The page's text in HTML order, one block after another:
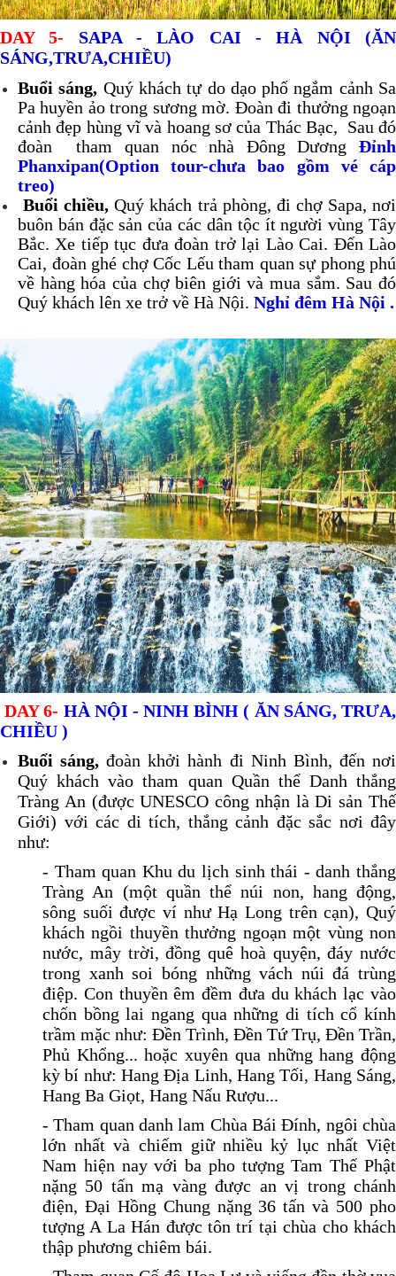
DAY 5- SAPA - LÀO CAI - HÀ NỘI (ĂN
SÁNG,TRƯA,CHIỀU)
Buổi sáng, Quý khách tự do dạo phố ngắm cảnh Sa
Pa huyền ảo trong sương mờ. Đoàn đi thưởng ngoạn
cảnh đẹp hùng vĩ và hoang sơ của Thác Bạc, Sau đó
đoàn tham quan nóc nhà Đông Dương Đỉnh
Phanxipan(Option tour-chưa bao gồm vé cáp
treo)
Buổi chiều, Quý khách trả phòng, đi chợ Sapa, nơi
buôn bán đặc sản của các dân tộc ít người vùng Tây
Bắc. Xe tiếp tục đưa đoàn trở lại Lào Cai. Đến Lào
Cai, đoàn ghé chợ Cốc Lếu tham quan sự phong phú
về hàng hóa của chợ biên giới và mua sắm. Sau đó
Quý khách lên xe trở về Hà Nội. Nghỉ đêm Hà Nội .
DAY 6- HÀ NỘI - NINH BÌNH ( ĂN SÁNG, TRƯA,
CHIỀU )
Buổi sáng, đoàn khởi hành đi Ninh Bình, đến nơi
Quý khách vào tham quan Quần thể Danh thắng
Tràng An (được UNESCO công nhận là Di sản Thế
Giới) với các di tích, thắng cảnh đặc sắc nơi đây
như:
- Tham quan Khu du lịch sinh thái - danh thắng
Tràng An (một quần thể núi non, hang động,
sông suối được ví như Hạ Long trên cạn), Quý
khách ngồi thuyền thưởng ngoạn một vùng non
nước, mây trời, đồng quê hoà quyện, đáy nước
trong xanh soi bóng những vách núi đá trùng
điệp. Con thuyền êm đềm đưa du khách lạc vào
chốn bồng lai ngang qua những di tích cổ kính
trầm mặc như: Đền Trình, Đền Tứ Trụ, Đền Trần,
Phủ Khổng... hoặc xuyên qua những hang động
kỳ bí như: Hang Địa Linh, Hang Tối, Hang Sáng,
Hang Ba Giọt, Hang Nấu Rượu...
- Tham quan danh lam Chùa Bái Đính, ngôi chùa
lớn nhất và chiếm giữ nhiều kỷ lục nhất Việt
Nam hiện nay với ba pho tượng Tam Thế Phật
nặng 50 tấn mạ vàng được an vị trong chánh
điện, Đại Hồng Chung nặng 36 tấn và 500 pho
tượng A La Hán được tôn trí tại chùa cho khách
thập phương chiêm bái.